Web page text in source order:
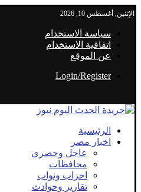
الإثنين, أغسطس 10, 2026
سياسة الاستخدام
اتفاقية الاستخدام
عن الموقع
Login/Register
الرئيسية
اخبار مصر
عاجل وحصري
محافظات
احزاب ونواب
تقارير وحوادث